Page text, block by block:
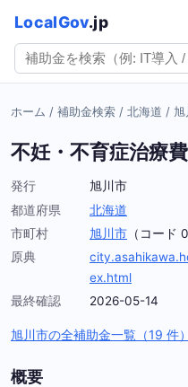
LocalGov.jp
ホーム / 補助金検索 / 北海道 / 旭
不妊・不育症治療
発行
旭川市
都道府県
北海道
市町村
旭川市 （コード
原典
ex.html
最終確認
2026-05-14
旭川市の全補助金一覧（19 件
概要